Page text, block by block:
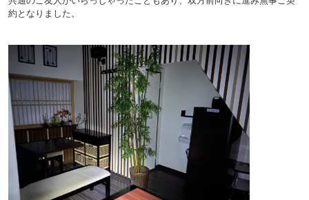
約となりました。